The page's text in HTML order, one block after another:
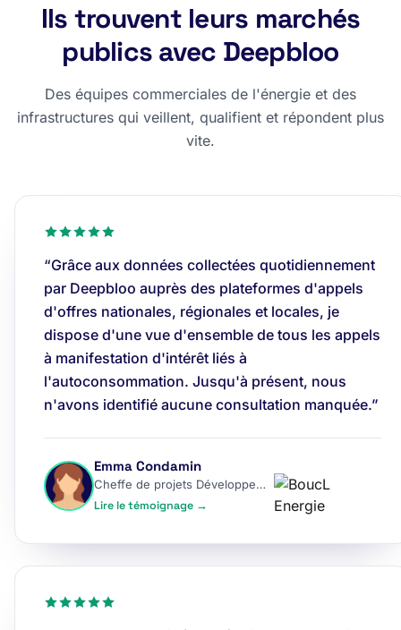
Ils trouvent leurs marchés
publics avec Deepbloo
Des équipes commerciales de l'énergie et des
infrastructures qui veillent, qualifient et répondent plus
vite.
“Grâce aux données collectées quotidiennement
par Deepbloo auprès des plateformes d'appels
d'offres nationales, régionales et locales, je
dispose d'une vue d'ensemble de tous les appels
à manifestation d'intérêt liés à
l'autoconsommation. Jusqu'à présent, nous
n'avons identifié aucune consultation manquée.”
Emma Condamin
Cheffe de projets Développement
Lire le témoignage →